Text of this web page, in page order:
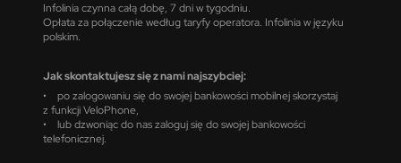
Infolinia czynna całą dobę, 7 dni w tygodniu.
Opłata za połączenie według taryfy operatora. Infolinia w języku
polskim.
Jak skontaktujesz się z nami najszybciej:
• po zalogowaniu się do swojej bankowości mobilnej skorzystaj
z funkcji VeloPhone,
• lub dzwoniąc do nas zaloguj się do swojej bankowości
telefonicznej.